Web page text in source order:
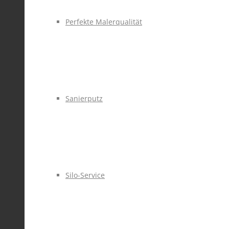
Perfekte Malerqualität
Sanierputz
Silo-Service